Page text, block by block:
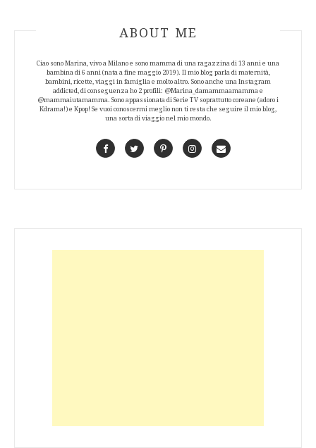
ABOUT AUTHOR
ABOUT ME
Ciao sono Marina, vivo a Milano e sono mamma di una ragazzina di 13 anni e una
bambina di 6 anni (nata a fine maggio 2019). Il mio blog parla di maternità,
bambini, ricette, viaggi in famiglia e molto altro. Sono anche una Instagram
addicted, di conseguenza ho 2 profili: @Marina_damammaamamma e
@mammaiutamamma. Sono appassionata di Serie TV soprattutto coreane (adoro i
Kdrama!) e Kpop! Se vuoi conoscermi meglio non ti resta che seguire il mio blog,
una sorta di viaggio nel mio mondo.
FacebookTwitterPinterestInstagramContact